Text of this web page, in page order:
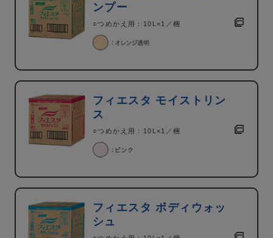
ンプー
○つめかえ用：10L×1／梱
フィエスタ モイストリン
ス
○つめかえ用：10L×1／梱
フィエスタ ボディウォッ
シュ